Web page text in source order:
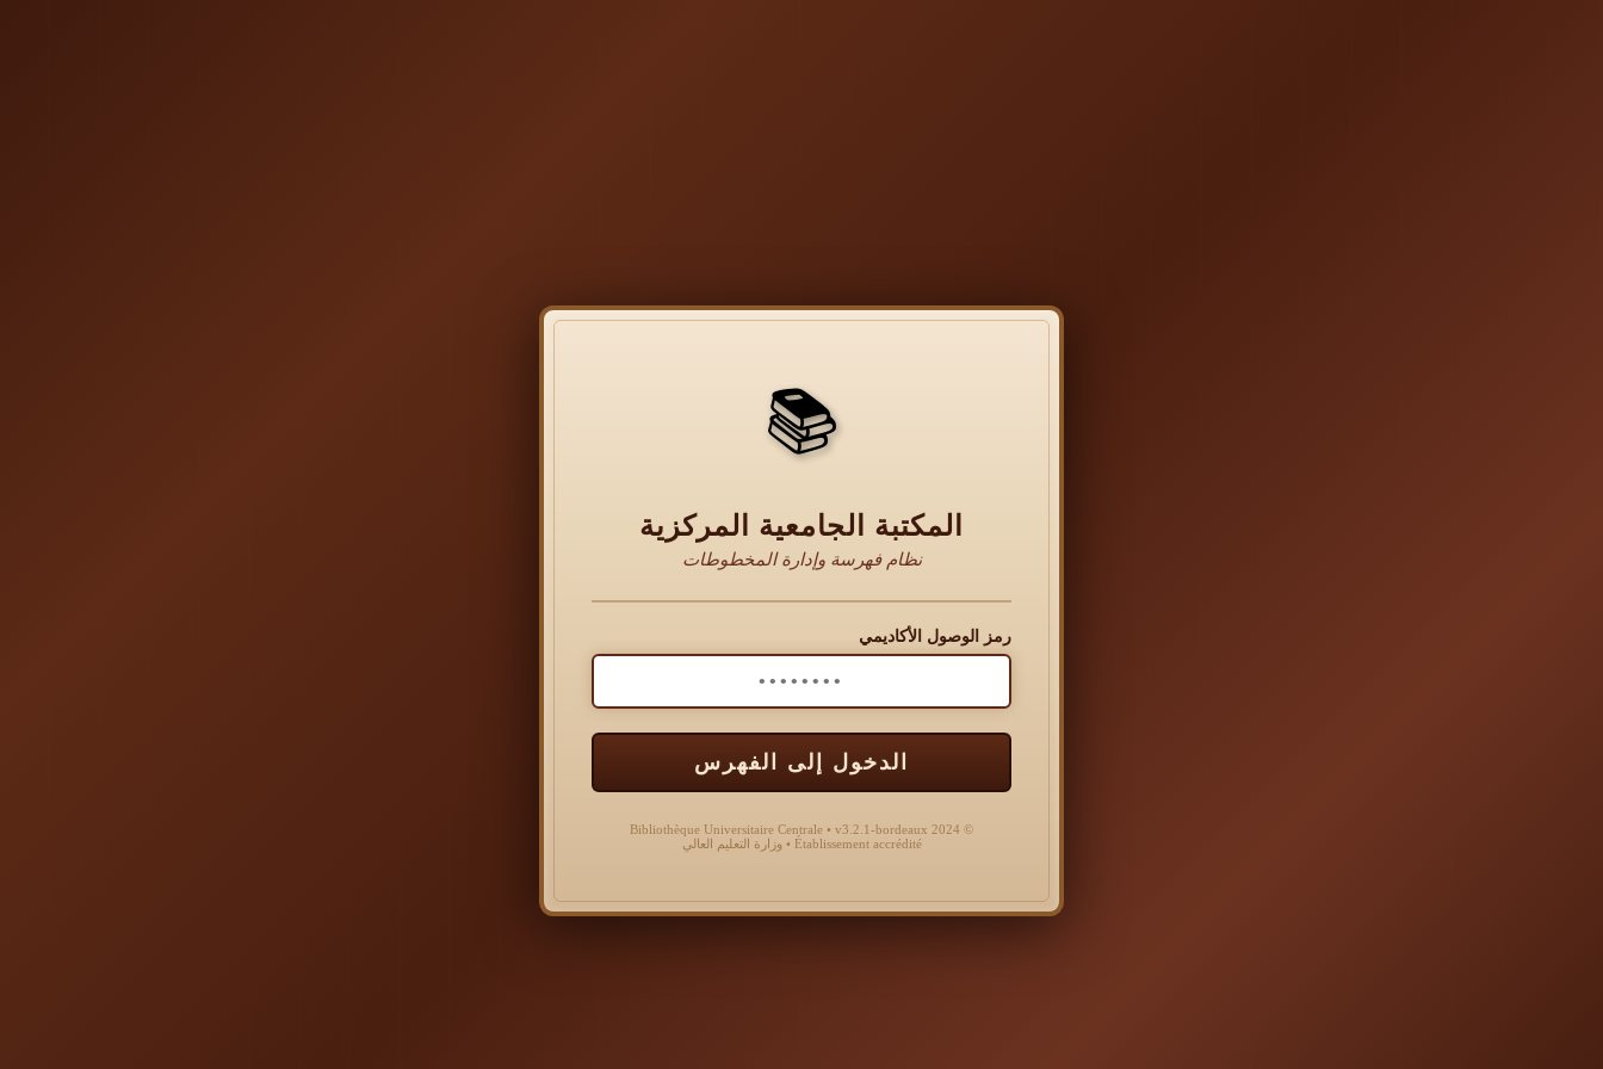
📚
المكتبة الجامعية المركزية
نظام فهرسة وإدارة المخطوطات
رمز الوصول الأكاديمي
الدخول إلى الفهرس
© 2024 Bibliothèque Universitaire Centrale • v3.2.1-bordeaux
Établissement accrédité • وزارة التعليم العالي